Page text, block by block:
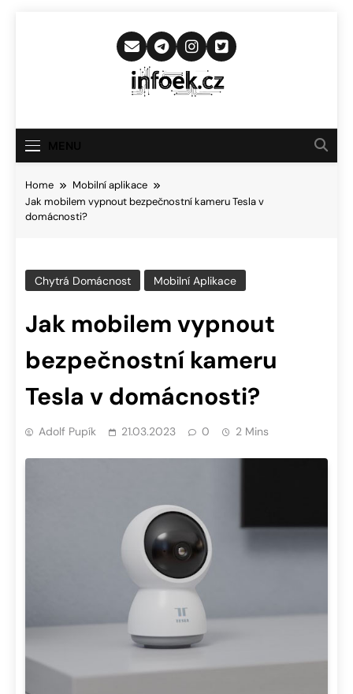
Infoek.cz
Novinkám
Home
Mobilní aplikace
Jak mobilem vypnout bezpečnostní kameru Tesla v
domácnosti?
Chytrá Domácnost Mobilní Aplikace
Jak mobilem vypnout
bezpečnostní kameru
Tesla v domácnosti?
Adolf Pupík 21.03.2023 0 2 Mins